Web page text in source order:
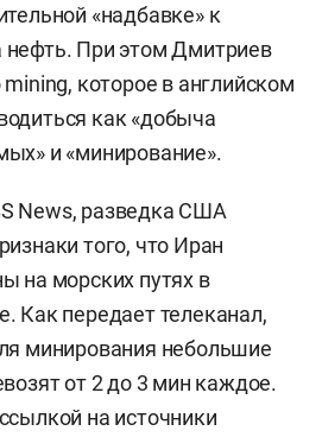
«надбавке» к
При этом Дмитриев
которое в английском
как «добыча
и «минирование».
News, разведка США
того, что Иран
на морских путях в
Как передает телеканал,
минирования небольшие
от 2 до 3 мин каждое.
на источники